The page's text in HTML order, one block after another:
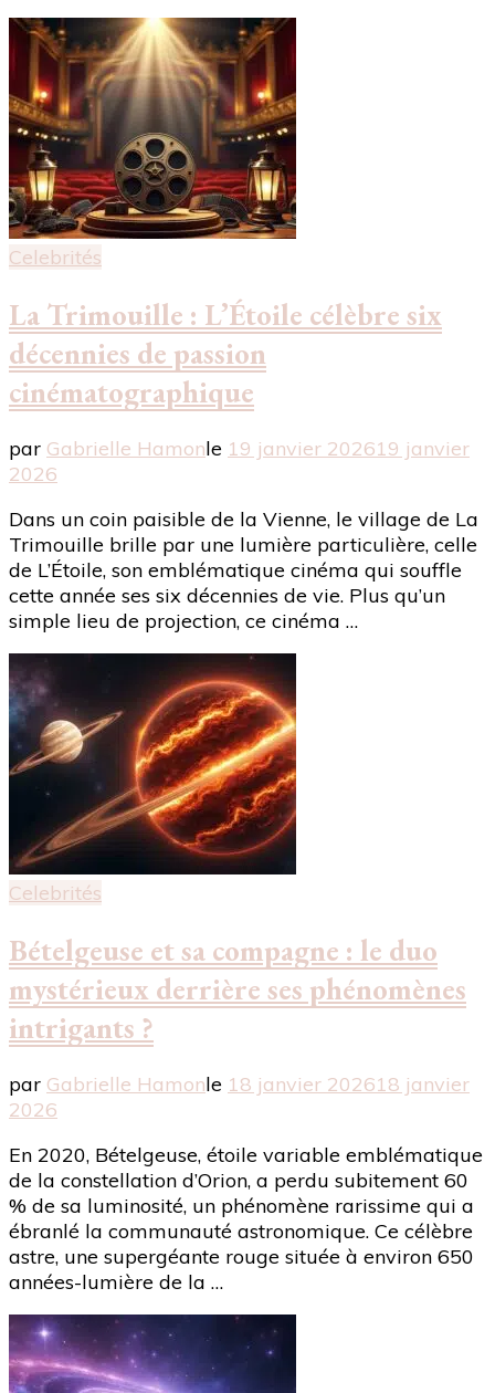
Celebrités
La Trimouille : L’Étoile célèbre six
décennies de passion
cinématographique
par Gabrielle Hamonle 19 janvier 202619 janvier
2026
Dans un coin paisible de la Vienne, le village de La
Trimouille brille par une lumière particulière, celle
de L’Étoile, son emblématique cinéma qui souffle
cette année ses six décennies de vie. Plus qu’un
simple lieu de projection, ce cinéma …
Celebrités
Bételgeuse et sa compagne : le duo
mystérieux derrière ses phénomènes
intrigants ?
par Gabrielle Hamonle 18 janvier 202618 janvier
2026
En 2020, Bételgeuse, étoile variable emblématique
de la constellation d’Orion, a perdu subitement 60
% de sa luminosité, un phénomène rarissime qui a
ébranlé la communauté astronomique. Ce célèbre
astre, une supergéante rouge située à environ 650
années-lumière de la …